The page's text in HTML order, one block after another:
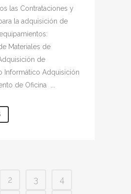
las Contrataciones y
la adquisición de
Materiales de
de
Informático Adquisición
de Oficina ...
2 3
4